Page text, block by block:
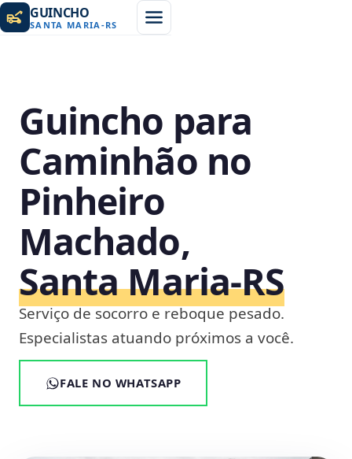
GUINCHO
SANTA MARIA -RS
Guincho para
Caminhão no
Pinheiro
Machado,
Santa Maria‑RS
Serviço de socorro e reboque pesado.
Especialistas atuando próximos a você.
FALE NO WHATSAPP